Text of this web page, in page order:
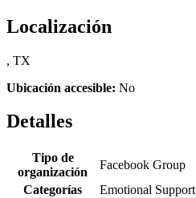
Localización
, TX
Ubicación accesible: No
Detalles
Tipo de
organización
Facebook Group
Categorías
Emotional